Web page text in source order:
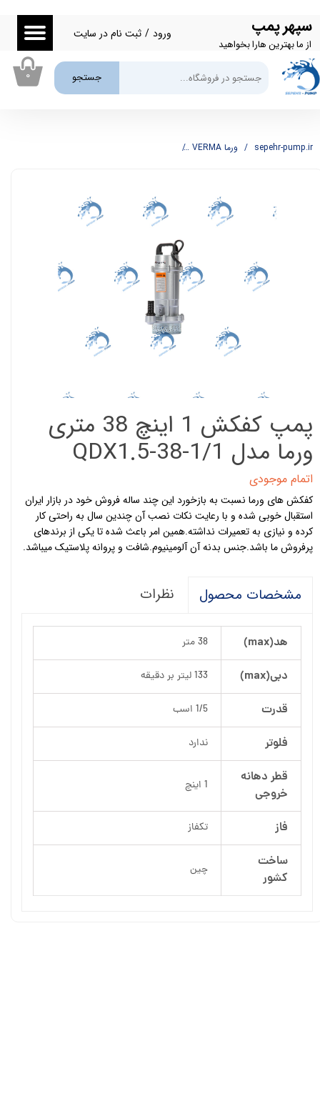
سپهر پمپ
از ما بهترین هارا بخواهید
جستجو
ورود / ثبت نام در سایت
حساب کاربری من
تغییر گذر واژه
سفارشات
۰
sepehr-pump.ir ورما VERMA
پمپ کفکش 1 اینچ 38 متری
ورما مدل QDX1.5-38-1/1
اتمام موجودی
کفکش های ورما نسبت به بازخورد این چند ساله فروش خود در بازار ایران
استقبال خوبی شده و با رعایت نکات نصب آن چندین سال به راحتی کار
کرده و نیازی به تعمیرات نداشته.همین امر باعث شده تا یکی از برندهای
پرفروش ما باشد.جنس بدنه آن آلومینیوم.شافت و پروانه پلاستیک میباشد.
مشخصات محصول نظرات
هد(max) 38 متر
دبی(max) 133 لیتر بر دقیقه
قدرت 1/5 اسب
فلوتر ندارد
قطر دهانه
خروجی
1 اینچ
فاز تکفاز
ساخت
کشور
چین